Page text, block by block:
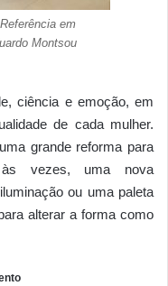
em
Montsou
ciência e emoção, em
de cada mulher.
grande reforma para
às vezes, uma nova
ou uma paleta
alterar a forma como